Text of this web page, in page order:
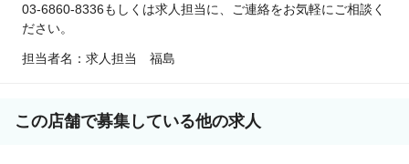
03-6860-8336もしくは求人担当に、ご連絡をお気軽にご相談く
ださい。
担当者名：求人担当 福島
この店舗で募集している他の求人